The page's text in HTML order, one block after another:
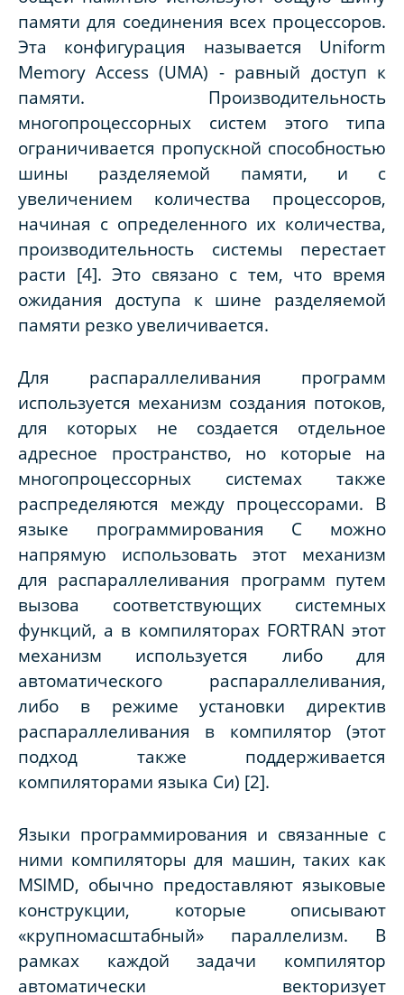
памяти для соединения всех процессоров.
Эта конфигурация называется Uniform
Memory Access(UMA) - равный доступ к
памяти. Производительность
многопроцессорных систем этого типа
ограничивается пропускной способностью
шины разделяемой памяти, и с
увеличением количества процессоров,
начиная с определенного их количества,
производительность системы перестает
расти [4]. Это связано с тем, что время
ожидания доступа к шине разделяемой
памяти резко увеличивается.
Для распараллеливания программ
используется механизм создания потоков,
для которых не создается отдельное
адресное пространство, но которые на
многопроцессорных системах также
распределяются между процессорами. В
языке программирования C можно
напрямую использовать этот механизм
для распараллеливания программ путем
вызова соответствующих системных
функций, а в компиляторах FORTRAN этот
механизм используется либо для
автоматического распараллеливания,
либо в режиме установки директив
распараллеливания в компилятор (этот
подход также поддерживается
компиляторами языка Си) [2].
Языки программирования и связанные с
ними компиляторы для машин, таких как
MSIMD, обычно предоставляют языковые
конструкции, которые описывают
«крупномасштабный» параллелизм. В
рамках каждой задачи компилятор
автоматически векторизует